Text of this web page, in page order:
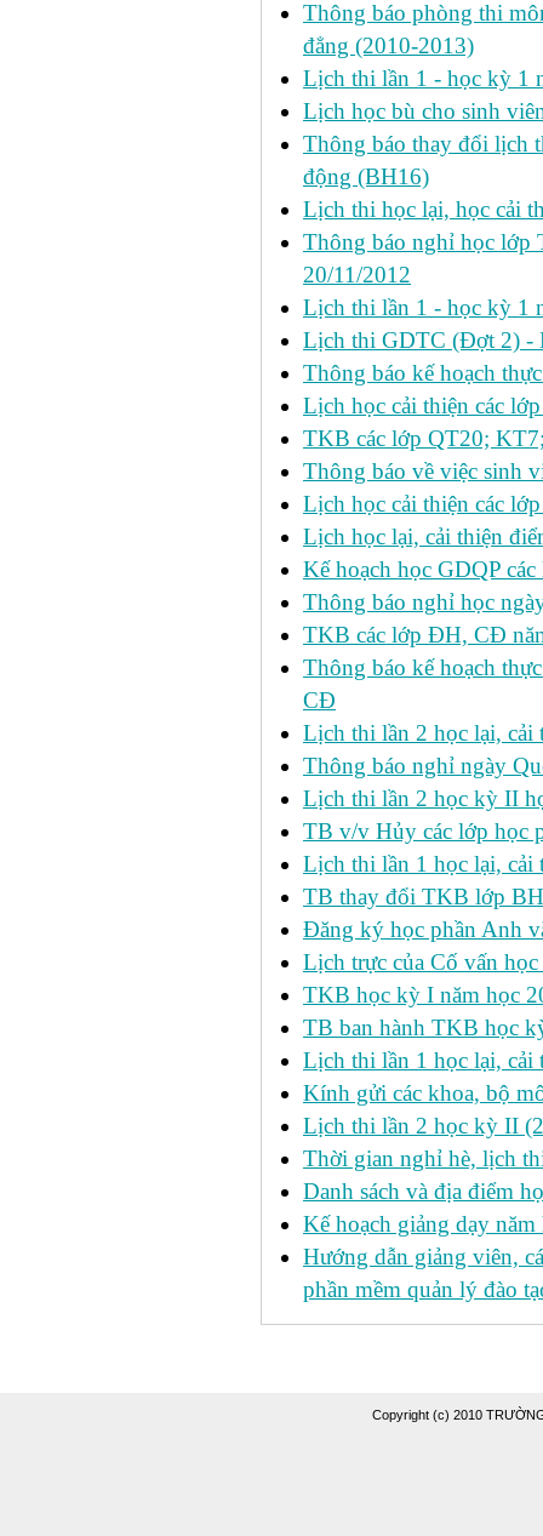
Thông báo phòng thi
đẳng (2010-2013)
Lịch thi lần 1 - học kỳ 1
Lịch học bù cho sinh
Thông báo thay đổi lịch
động (BH16)
Lịch thi học lại, học cải
Thông báo nghỉ học lớp
20/11/2012
Lịch thi lần 1 - học kỳ 1
Lịch thi GDTC (Đợt 2) -
Thông báo kế hoạch
Lịch học cải thiện các
TKB các lớp QT20;
Thông báo về việc sinh
Lịch học cải thiện các
Lịch học lại, cải thiện
Kế hoạch học GDQP
Thông báo nghỉ học
TKB các lớp ĐH, CĐ
Thông báo kế hoạch
CĐ
Lịch thi lần 2 học lại, cải
Thông báo nghỉ ngày
Lịch thi lần 2 học kỳ II
TB v/v Hủy các lớp học
Lịch thi lần 1 học lại, cải
TB thay đổi TKB lớp
Đăng ký học phần Anh
Lịch trực của Cố vấn học
TKB học kỳ I năm học
TB ban hành TKB học
Lịch thi lần 1 học lại, cải
Kính gửi các khoa, bộ
Lịch thi lần 2 học kỳ II
Thời gian nghỉ hè, lịch
Danh sách và địa điểm
Kế hoạch giảng dạy
Hướng dẫn giảng viên,
phần mềm quản lý đào
Copyright (c) 2010